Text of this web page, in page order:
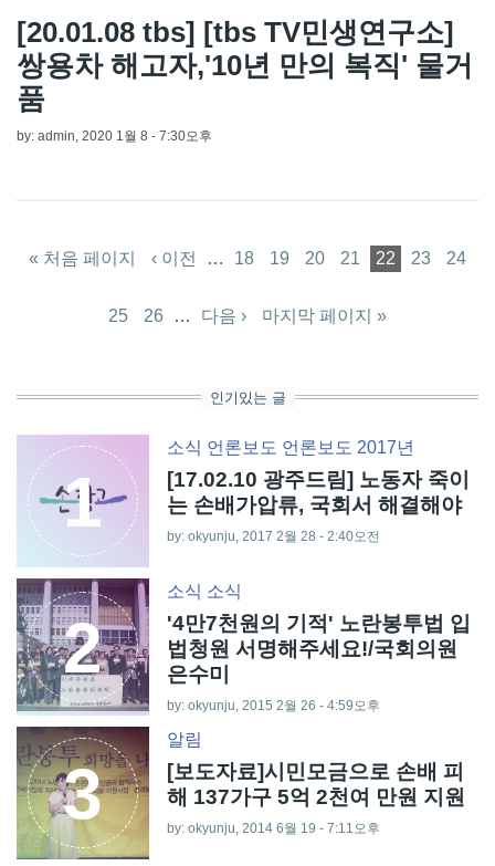
[20.01.08 tbs] [tbs TV민생연구소]
쌍용차 해고자,'10년 만의 복직' 물거
품
by: admin, 2020 1월 8 - 7:30오후
« 처음 페이지 ‹ 이전 … 18 19 20 21 22 23 24
25 26 … 다음 › 마지막 페이지 »
인기있는 글
1
소식 언론보도 언론보도 2017년
[17.02.10 광주드림] 노동자 죽이
는 손배가압류, 국회서 해결해야
by: okyunju, 2017 2월 28 - 2:40오전
2
소식 소식
'4만7천원의 기적' 노란봉투법 입
법청원 서명해주세요!/국회의원
은수미
by: okyunju, 2015 2월 26 - 4:59오후
3
알림
[보도자료]시민모금으로 손배 피
해 137가구 5억 2천여 만원 지원
by: okyunju, 2014 6월 19 - 7:11오후